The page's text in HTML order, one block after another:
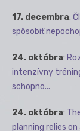
17. decembra:
spôsobiť
24. októbra:
intenzívny
schopno...
24. októbra:
planning relies